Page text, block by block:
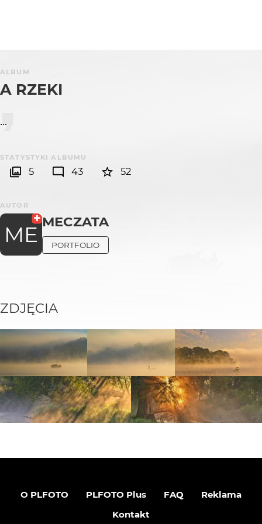
ALBUM
A RZEKI
...
STATYSTYKI ALBUMU
5 43 52
AUTOR
ME MECZATA
PORTFOLIO
ZDJĘCIA
O PLFOTO PLFOTO Plus FAQ
Reklama
Kontakt